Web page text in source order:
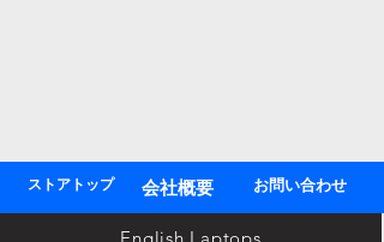
21
ストアトップ 会社概要 お問い合わせ
English Laptops